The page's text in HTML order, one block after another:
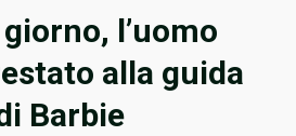
l’uomo
alla guida
Barbie